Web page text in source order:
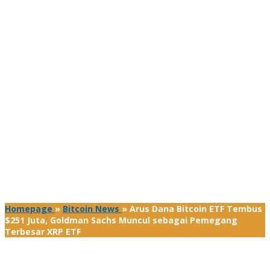
Homepage » Bitcoin News » Arus Dana Bitcoin ETF Tembus
$251 Juta, Goldman Sachs Muncul sebagai Pemegang
Terbesar XRP ETF